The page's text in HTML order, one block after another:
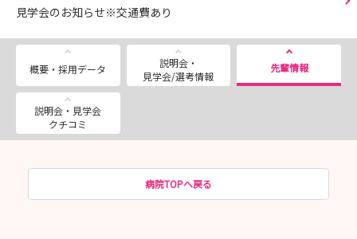
見学会のお知らせ※交通費あり
概要・採用データ
説明会・
見学会/選考情報
先輩情報
説明会・見学会
クチコミ
病院TOPへ戻る